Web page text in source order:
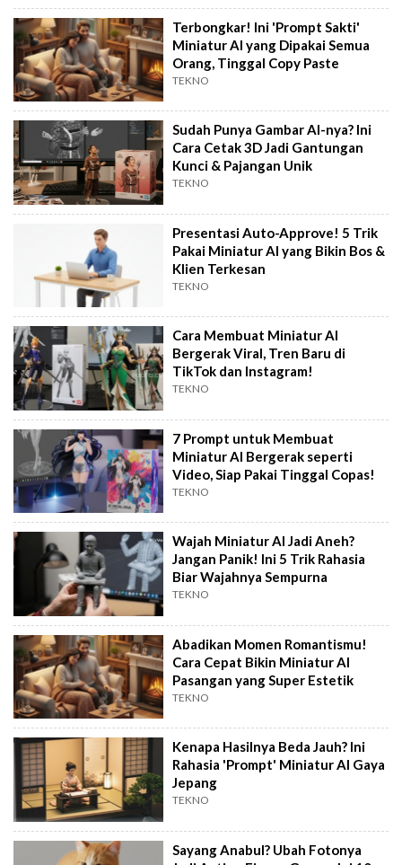
Terbongkar! Ini 'Prompt Sakti'
Miniatur AI yang Dipakai Semua
Orang, Tinggal Copy Paste
TEKNO
Sudah Punya Gambar AI-nya? Ini
Cara Cetak 3D Jadi Gantungan
Kunci & Pajangan Unik
TEKNO
Presentasi Auto-Approve! 5 Trik
Pakai Miniatur AI yang Bikin Bos &
Klien Terkesan
TEKNO
Cara Membuat Miniatur AI
Bergerak Viral, Tren Baru di
TikTok dan Instagram!
TEKNO
7 Prompt untuk Membuat
Miniatur AI Bergerak seperti
Video, Siap Pakai Tinggal Copas!
TEKNO
Wajah Miniatur AI Jadi Aneh?
Jangan Panik! Ini 5 Trik Rahasia
Biar Wajahnya Sempurna
TEKNO
Abadikan Momen Romantismu!
Cara Cepat Bikin Miniatur AI
Pasangan yang Super Estetik
TEKNO
Kenapa Hasilnya Beda Jauh? Ini
Rahasia 'Prompt' Miniatur AI Gaya
Jepang
TEKNO
Sayang Anabul? Ubah Fotonya